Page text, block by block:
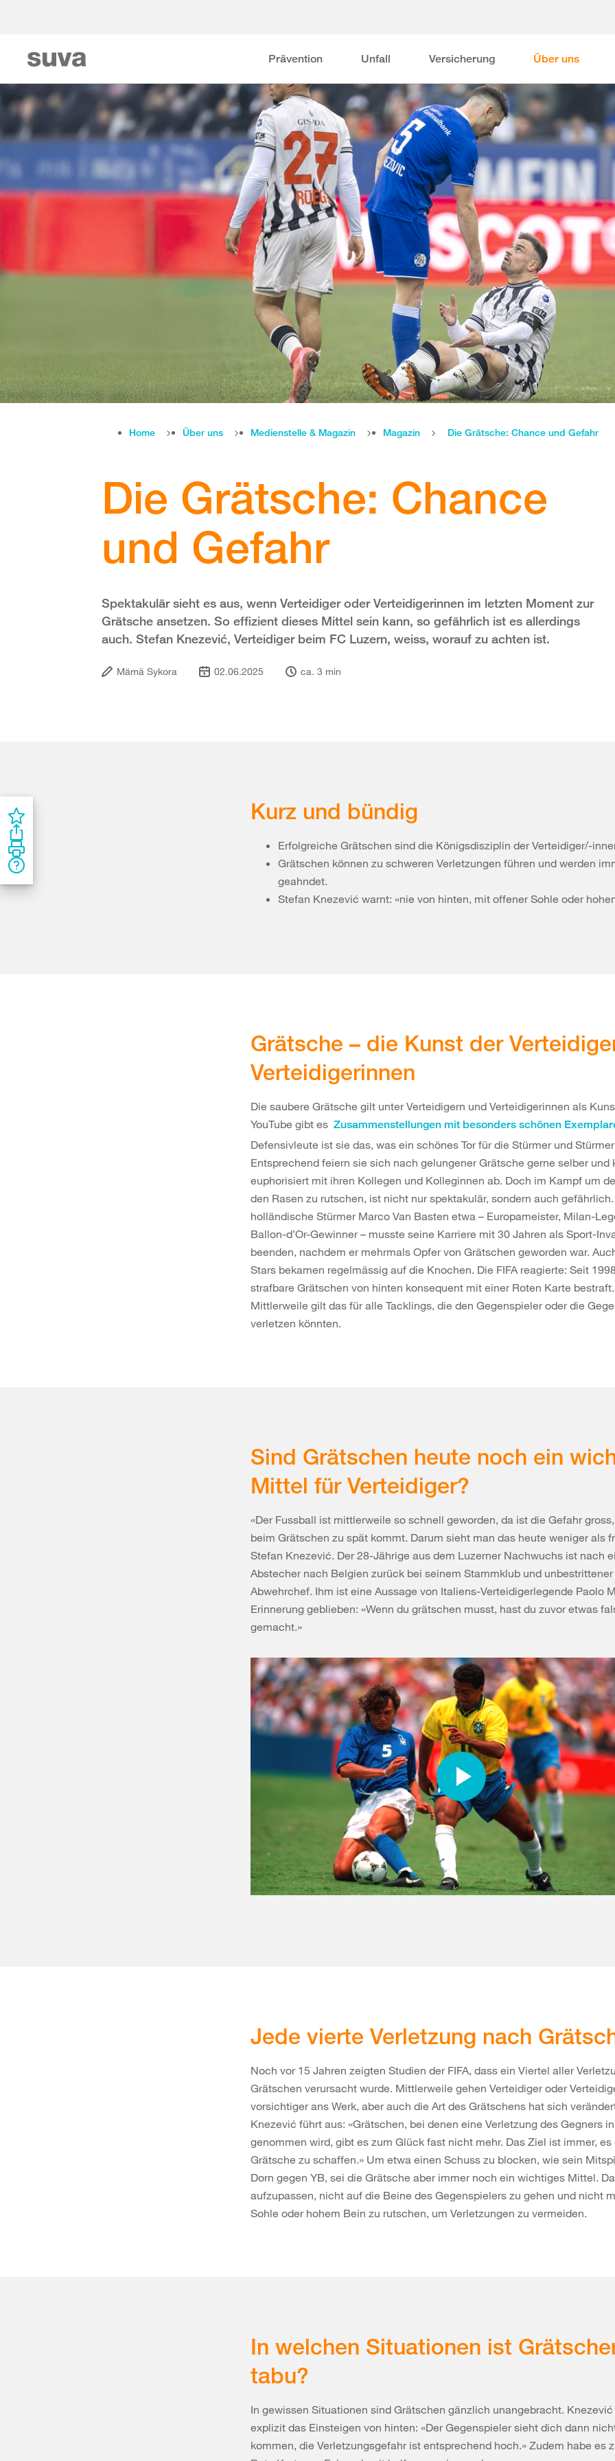
Prävention Unfall Versicherung Über uns
Home Über uns Medienstelle & Magazin Magazin Die Grätsche: Chance und Gefahr
Die Grätsche: Chance
und Gefahr
Spektakulär sieht es aus, wenn Verteidiger oder Verteidigerinnen im letzten Moment zur
Grätsche ansetzen. So effizient dieses Mittel sein kann, so gefährlich ist es allerdings
auch. Stefan Knezević, Verteidiger beim FC Luzern, weiss, worauf zu achten ist.
Mämä Sykora 02.06.2025 ca. 3 min
Kurz und bündig
Erfolgreiche Grätschen sind die Königsdisziplin der Verteidiger/-
Grätschen können zu schweren Verletzungen führen und werden
geahndet.
Stefan Knezević warnt: «nie von hinten, mit offener Sohle oder
Grätsche – die Kunst der
Verteidigerinnen
Die saubere Grätsche gilt unter Verteidigern und Verteidigerinnen als
YouTube gibt es Zusammenstellungen mit besonders schönen
Defensivleute ist sie das, was ein schönes Tor für die Stürmer und
Entsprechend feiern sie sich nach gelungener Grätsche gerne selber und
euphorisiert mit ihren Kollegen und Kolleginnen ab. Doch im Kampf um
den Rasen zu rutschen, ist nicht nur spektakulär, sondern auch
holländische Stürmer Marco Van Basten etwa – Europameister, Milan-
Ballon-d’Or-Gewinner – musste seine Karriere mit 30 Jahren als Sport-
beenden, nachdem er mehrmals Opfer von Grätschen geworden war.
Stars bekamen regelmässig auf die Knochen. Die FIFA reagierte: Seit
strafbare Grätschen von hinten konsequent mit einer Roten Karte bestraft.
Mittlerweile gilt das für alle Tacklings, die den Gegenspieler oder die
verletzen könnten.
Sind Grätschen heute noch ein
Mittel für Verteidiger?
«Der Fussball ist mittlerweile so schnell geworden, da ist die Gefahr
beim Grätschen zu spät kommt. Darum sieht man das heute weniger als
Stefan Knezević. Der 28-Jährige aus dem Luzerner Nachwuchs ist nach
Abstecher nach Belgien zurück bei seinem Stammklub und unbestrittener
Abwehrchef. Ihm ist eine Aussage von Italiens-Verteidigerlegende Paolo
Erinnerung geblieben: «Wenn du grätschen musst, hast du zuvor etwas
gemacht.»
Jede vierte Verletzung nach
Noch vor 15 Jahren zeigten Studien der FIFA, dass ein Viertel aller
Grätschen verursacht wurde. Mittlerweile gehen Verteidiger oder
vorsichtiger ans Werk, aber auch die Art des Grätschens hat sich
Knezević führt aus: «Grätschen, bei denen eine Verletzung des Gegners
genommen wird, gibt es zum Glück fast nicht mehr. Das Ziel ist immer, es
Grätsche zu schaffen.» Um etwa einen Schuss zu blocken, wie sein
Dorn gegen YB, sei die Grätsche aber immer noch ein wichtiges Mittel.
aufzupassen, nicht auf die Beine des Gegenspielers zu gehen und nicht
Sohle oder hohem Bein zu rutschen, um Verletzungen zu vermeiden.
In welchen Situationen ist
tabu?
In gewissen Situationen sind Grätschen gänzlich unangebracht.
explizit das Einsteigen von hinten: «Der Gegenspieler sieht dich dann
kommen, die Verletzungsgefahr ist entsprechend hoch.» Zudem habe es